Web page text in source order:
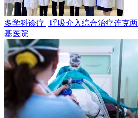
多学科诊疗 | 呼吸介入综合治疗连克
基医院